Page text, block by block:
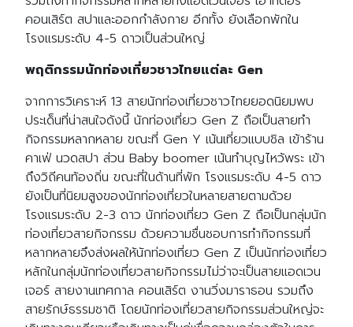
คอนเสิร์ต สปาและออกกำลังกาย อีกทั้ง ยังเลือกพักใน
โรงแรมระดับ 4-5 ดาวเป็นส่วนใหญ่
พฤติกรรมนักท่องเที่ยวชาวไทยแต่ละ Gen
จากการวิเคราะห์ 13 สายนักท่องเที่ยวชาวไทยยอดนิยมพบ
ประเด็นที่น่าสนใจดังนี้ นักท่องเที่ยว Gen Z ถือเป็นสายทำ
กิจกรรมหลากหลาย ขณะที่ Gen Y เน้นเที่ยวแบบชิล เข้าร้าน
คาเฟ่ นวดสปา ส่วน Baby boomer เน้นทำบุญไหว้พระ เข้า
ถึงวิถีคนท้องถิ่น ขณะที่ในด้านที่พัก โรงแรมระดับ 4-5 ดาว
ยังเป็นที่นิยมสูงของนักท่องเที่ยวในหลายสายตามด้วย
โรงแรมระดับ 2-3 ดาว นักท่องเที่ยว Gen Z ถือเป็นกลุ่มนัก
ท่องเที่ยวสายกิจกรรม ด้วยความชื่นชอบการทำกิจกรรมที่
หลากหลายจึงส่งผลให้นักท่องเที่ยว Gen Z เป็นนักท่องเที่ยว
หลักในกลุ่มนักท่องเที่ยวสายกิจกรรมไม่ว่าจะเป็นสายแอดเวน
เจอร์ สายงานเทศกาล คอนเสิร์ต งานวิ่งมาราธอน รวมถึง
สายรักษ์ธรรมชาติ โดยนักท่องเที่ยวสายกิจกรรมส่วนใหญ่จะ